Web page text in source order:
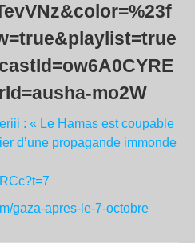
mo2W
: « Le Hamas est coupable
d’une propagande immonde
gaza-apres-le-7-octobre